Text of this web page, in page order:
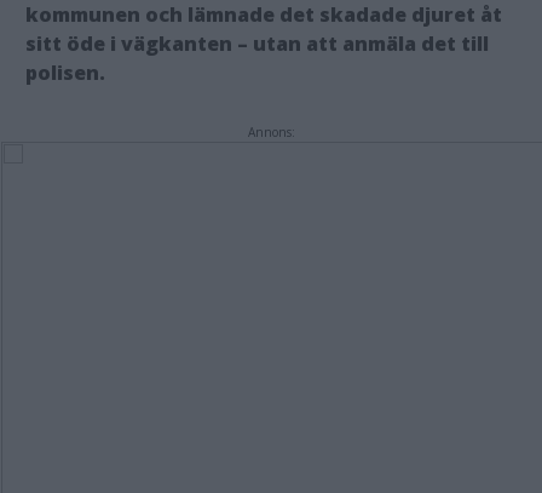
kommunen och lämnade det skadade djuret åt
sitt öde i vägkanten – utan att anmäla det till
polisen.
Annons: